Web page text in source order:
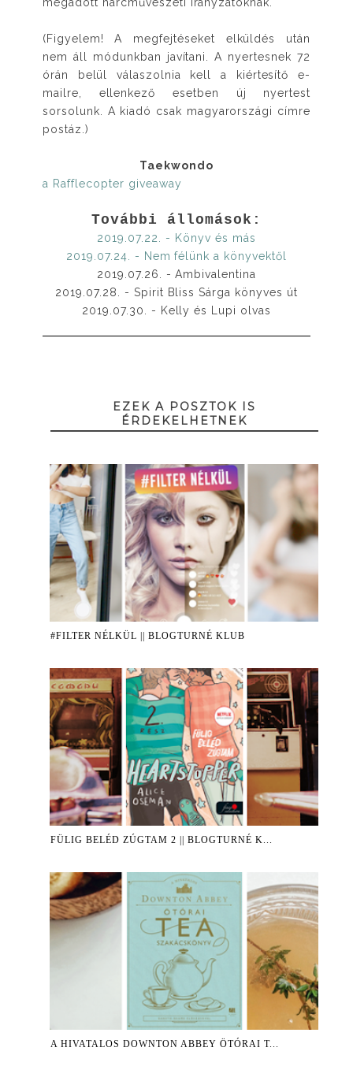
(Figyelem! A megfejtéseket elküldés után
nem áll módunkban javítani. A nyertesnek 72
órán belül válaszolnia kell a kiértesítő e-
mailre, ellenkező esetben új nyertest
sorsolunk. A kiadó csak magyarországi címre
postáz.)
Taekwondo
a Rafflecopter giveaway
További állomások:
2019.07.22. - Könyv és más
2019.07.24. - Nem félünk a könyvektől
2019.07.26. - Ambivalentina
2019.07.28. - Spirit Bliss Sárga könyves út
2019.07.30. - Kelly és Lupi olvas
EZEK A POSZTOK IS
ÉRDEKELHETNEK
#FILTER NÉLKÜL || BLOGTURNÉ KLUB
FÜLIG BELÉD ZÚGTAM 2 || BLOGTURNÉ K...
A ​HIVATALOS DOWNTON ABBEY ÖTÓRAI T...